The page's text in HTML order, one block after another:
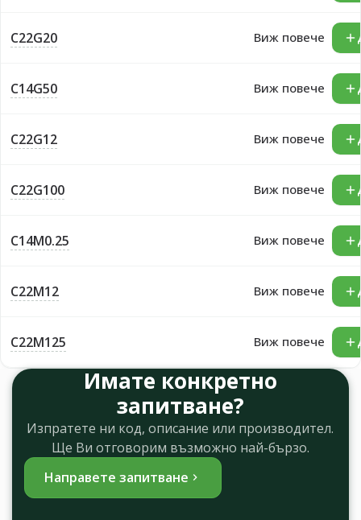
C22G20 Виж повече
C14G50 Виж повече
C22G12 Виж повече
C22G100 Виж повече
C14M0.25 Виж повече
C22M12 Виж повече
C22M125 Виж повече
Имате конкретно
запитване?
Изпратете ни код, описание или производител.
Ще Ви отговорим възможно най-бързо.
Направете запитване